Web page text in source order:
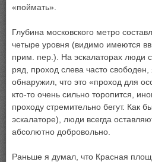
«поймать».
Глубина московского метро
четыре уровня (видимо имеются
прим. пер.). На эскалаторах люди
ряд, проход слева часто свободен,
обнаружил, что это «проход для
кто-то очень сильно торопится,
проходу стремительно бегут. Как
эскалаторе), люди всегда
абсолютно добровольно.
Раньше я думал, что Красная